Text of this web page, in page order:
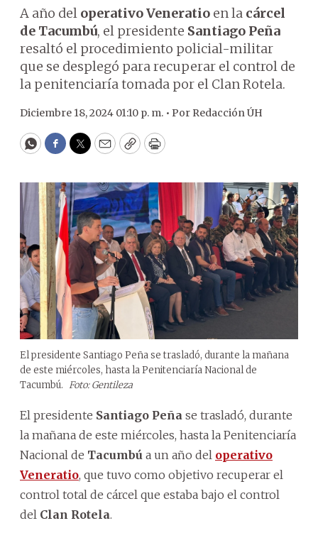
A año del operativo Veneratio en la cárcel
de Tacumbú, el presidente Santiago Peña
resaltó el procedimiento policial-militar
que se desplegó para recuperar el control de
la penitenciaría tomada por el Clan Rotela.
Diciembre 18, 2024 01:10 p. m. • Por Redacción ÚH
WhatsApp
Facebook
Twitter
EmailCopyPrint
El presidente Santiago Peña se trasladó, durante la mañana
de este miércoles, hasta la Penitenciaría Nacional de
Tacumbú. Foto: Gentileza
El presidente Santiago Peña se trasladó, durante
la mañana de este miércoles, hasta la Penitenciaría
Nacional de Tacumbú a un año del operativo
Veneratio, que tuvo como objetivo recuperar el
control total de cárcel que estaba bajo el control
del Clan Rotela.